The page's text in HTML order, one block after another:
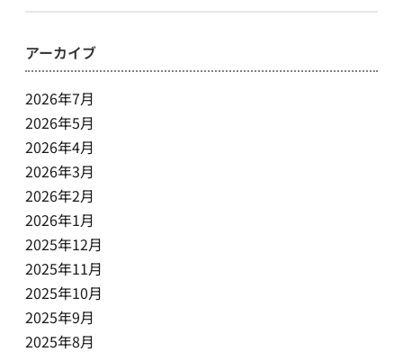
アーカイブ
2026年7月
2026年5月
2026年4月
2026年3月
2026年2月
2026年1月
2025年12月
2025年11月
2025年10月
2025年9月
2025年8月